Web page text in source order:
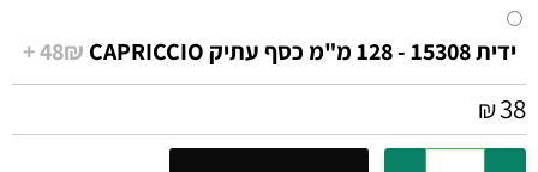
ידית 15308 - 128 מ"מ כסף עתיק CAPRICCIO 48₪ +
₪38